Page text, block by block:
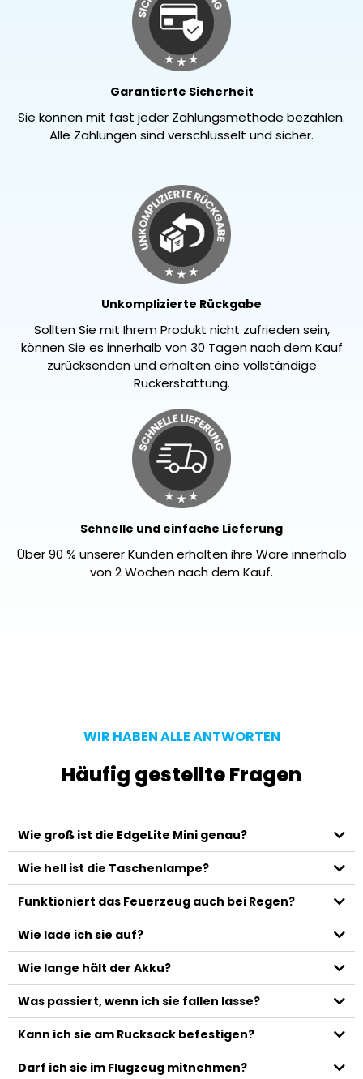
Garantierte Sicherheit
Sie können mit fast jeder Zahlungsmethode bezahlen.
Alle Zahlungen sind verschlüsselt und sicher.
Unkomplizierte Rückgabe
Sollten Sie mit Ihrem Produkt nicht zufrieden sein,
können Sie es innerhalb von 30 Tagen nach dem Kauf
zurücksenden und erhalten eine vollständige
Rückerstattung.
Schnelle und einfache Lieferung
Über 90 % unserer Kunden erhalten ihre Ware innerhalb
von 2 Wochen nach dem Kauf.
WIR HABEN ALLE ANTWORTEN​
Häufig gestellte Fragen
Wie groß ist die EdgeLite Mini genau?
Wie hell ist die Taschenlampe?
Funktioniert das Feuerzeug auch bei Regen?
Wie lade ich sie auf?
Wie lange hält der Akku?
Was passiert, wenn ich sie fallen lasse?
Kann ich sie am Rucksack befestigen?
Darf ich sie im Flugzeug mitnehmen?